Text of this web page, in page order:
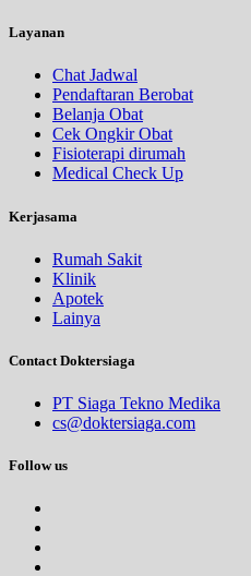
Layanan
Chat Jadwal
Pendaftaran Berobat
Belanja Obat
Cek Ongkir Obat
Fisioterapi dirumah
Medical Check Up
Kerjasama
Rumah Sakit
Klinik
Apotek
Lainya
Contact Doktersiaga
PT Siaga Tekno Medika
cs@doktersiaga.com
Follow us